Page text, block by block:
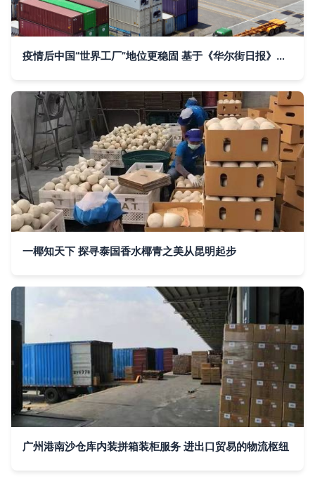
疫情后中国“世界工厂”地位更稳固 基于《华尔街日报》视角的进出口贸易分析
一椰知天下 探寻泰国香水椰青之美从昆明起步
广州港南沙仓库内装拼箱装柜服务 进出口贸易的物流枢纽